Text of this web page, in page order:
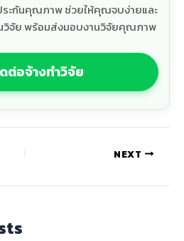
ะกันคุณภาพ ช่วยให้คุณจบง่ายและ
วิจัย พร้อมส่งมอบงานวิจัยคุณภาพ
ต่อจ้างทำวิจัย
NEXT